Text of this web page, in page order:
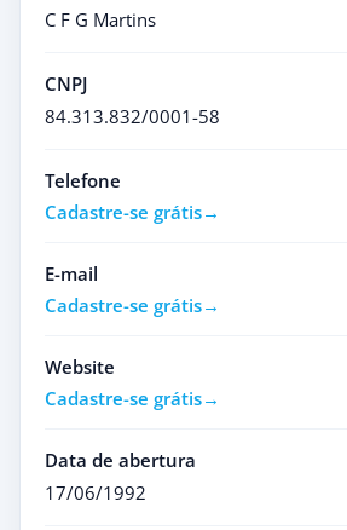
C F G Martins
CNPJ
84.313.832/0001-58
Telefone
Cadastre-se grátis
E-mail
Cadastre-se grátis
Website
Cadastre-se grátis
Data de abertura
17/06/1992